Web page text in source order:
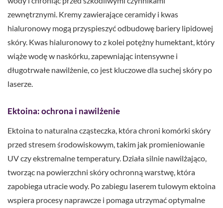
zewnętrznymi. Kremy zawierające ceramidy i kwas
hialuronowy mogą przyspieszyć odbudowę bariery lipidowej
skóry. Kwas hialuronowy to z kolei potężny humektant, który
wiąże wodę w naskórku, zapewniając intensywne i
długotrwałe nawilżenie, co jest kluczowe dla suchej skóry po
laserze.
Ektoina: ochrona i nawilżenie
Ektoina to naturalna cząsteczka, która chroni komórki skóry
przed stresem środowiskowym, takim jak promieniowanie
UV czy ekstremalne temperatury. Działa silnie nawilżająco,
tworząc na powierzchni skóry ochronną warstwę, która
zapobiega utracie wody. Po zabiegu laserem tulowym ektoina
wspiera procesy naprawcze i pomaga utrzymać optymalne